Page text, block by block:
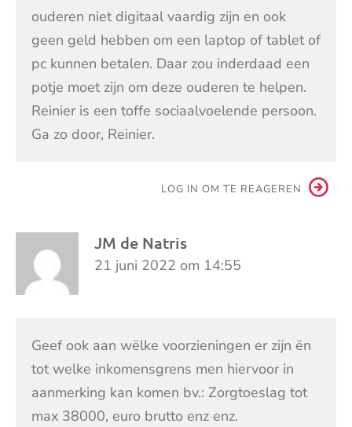
ouderen niet digitaal vaardig zijn en ook
geen geld hebben om een laptop of tablet of
pc kunnen betalen. Daar zou inderdaad een
potje moet zijn om deze ouderen te helpen.
Reinier is een toffe sociaalvoelende persoon.
Ga zo door, Reinier.
LOG IN OM TE REAGEREN
JM de Natris
21 juni 2022 om 14:55
Geef ook aan wëlke voorzieningen er zijn ën
tot welke inkomensgrens men hiervoor in
aanmerking kan komen bv.: Zorgtoeslag tot
max 38000, euro brutto enz enz.